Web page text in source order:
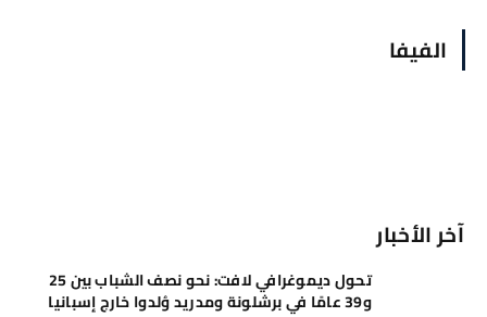
الفيفا
آخر الأخبار
تحول ديموغرافي لافت: نحو نصف الشباب بين 25
و39 عامًا في برشلونة ومدريد وُلدوا خارج إسبانيا